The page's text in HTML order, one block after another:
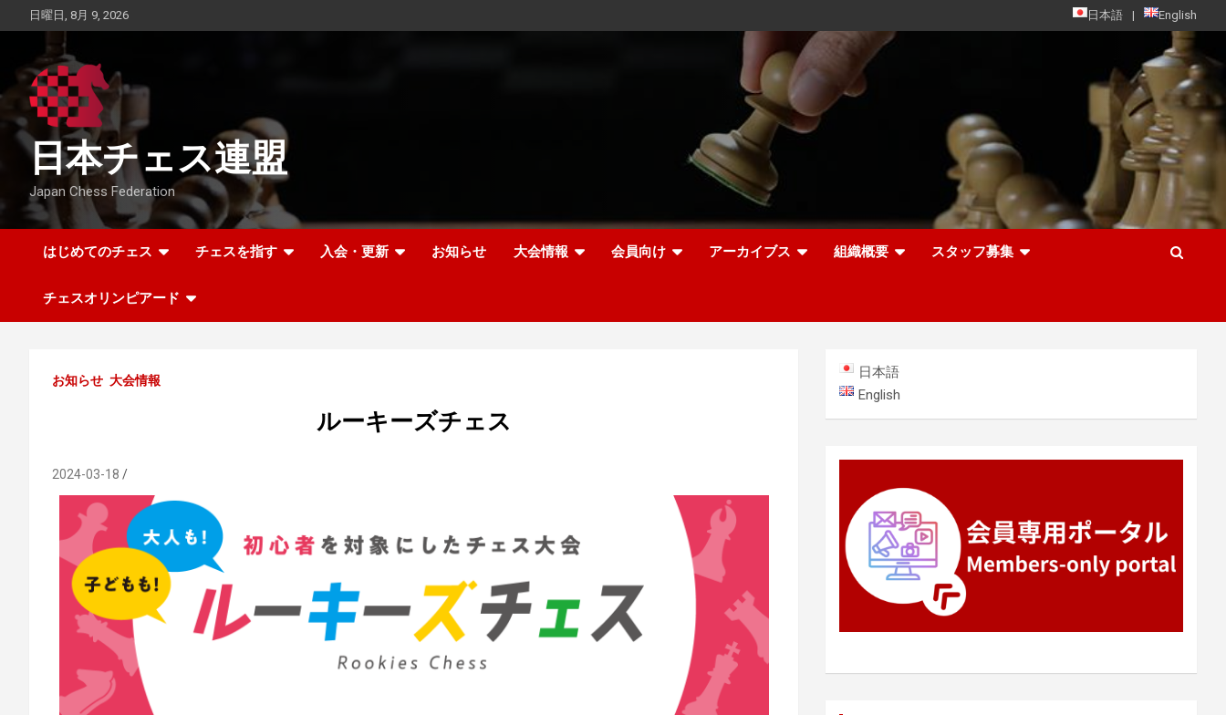
to
日曜日, 8月 9, 2026 日本語 English
日本チェス連盟
Japan Chess Federation
はじめてのチェス チェスを指す 入会・更新 お知らせ 大会情報 会員向け アーカイブス 組織概要 スタッフ募集
チェスオリンピアード
お知らせ 大会情報
ルーキーズチェス
2024-03-18
日本語
English